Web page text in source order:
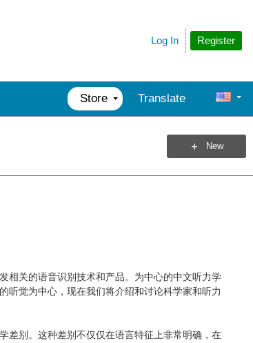
Register
Log In
Store Translate
New
相关的语音识别技术和产品。为中心的中文听力学
听觉为中心，现在我们将介绍和讨论科学家和听力
差别。这种差别不仅仅在语言特征上非常明确，在